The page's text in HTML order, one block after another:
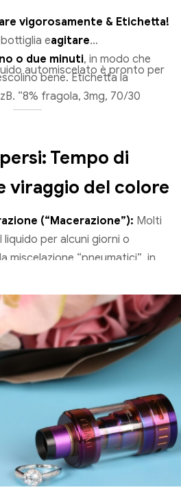
vigorosamente & Etichetta!
eagitare
o due minuti, in modo che
bene. Etichetta la
“8% fragola, 3mg, 70/30
automiscelato è pronto per
Tempo di
viraggio del colore
(“Macerazione”): Molti
liquido per alcuni giorni o
miscelazione “pneumatici”, in
con quelli complessi, si
cremosi. Con i gusti semplici alla
è necessario. Provalo subito
Se per te non ha un sapore
lasciarlo riposare per una
Se il liquido diventa più
nel tempo, questo è del tutto
innocua della nicotina,
negativamente sul gusto. Puoi
il liquido senza